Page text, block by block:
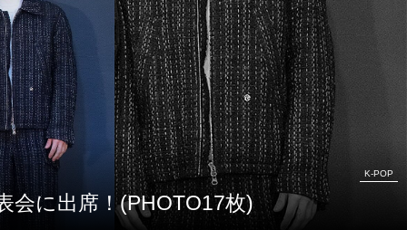
K-POP
会に出席！(PHOTO17枚)